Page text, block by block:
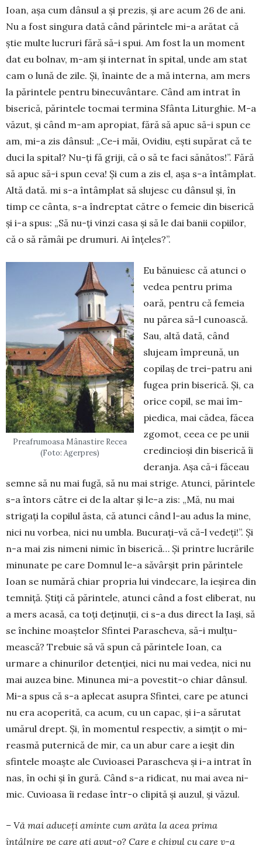
Ioan, așa cum dânsul a și prezis, și are acum 26 de ani.
Nu a fost singura dată când părintele mi-a ară­tat că
știe multe lucruri fără să-i spui. Am fost la un moment
dat eu bolnav, m-am și internat în spital, unde am stat
cam o lună de zile. Și, înainte de a mă interna, am mers
la părintele pentru binecu­vân­tare. Când am intrat în
biserică, părintele tocmai termina Sfânta Litur­ghie. M-a
văzut, și când m-am apro­piat, fără să apuc să-i spun ce
am, mi-a zis dânsul: „Ce-i măi, Ovidiu, ești su­părat că te
duci la spital? Nu-ți fă griji, că o să te faci sănătos!”. Fără
să apuc să-i spun ceva! Și cum a zis el, așa s-a întâmplat.
Altă dată. mi s-a întâmplat să slujesc cu dân­sul și, în
timp ce cânta, s-a îndreptat către o femeie din biserică
și i-a spus: „Să nu-ți vinzi casa și să le dai banii copiilor,
că o să rămâi pe drumuri. Ai înțeles?”.
Preafrumoasa Mânastire Recea
(Foto: Agerpres)
Eu bănuiesc că atunci o
vedea pentru prima
oară, pen­tru că femeia
nu părea să-l cu­noască.
Sau, altă dată, când
slujeam îm­preună, un
copilaș de trei-patru ani
fugea prin biserică. Și, ca
orice copil, se mai îm­
piedica, mai cădea, făcea
zgomot, ceea ce pe unii
credincioși din biserică îi
deranja. Așa că-i făceau
semne să nu mai fugă, să nu mai strige. Atunci, părintele
s-a întors către ei de la altar și le-a zis: „Mă, nu mai
strigați la copilul ăsta, că atunci când l-au adus la mine,
nici nu vorbea, nici nu umbla. Bucu­rați-vă că-l vedeți!”. Și
n-a mai zis ni­meni nimic în biserică… Și printre lu­crările
minunate pe care Domnul le-a săvârșit prin părintele
Ioan se numără chiar propria lui vindeca­re, la ieșirea din
temniță. Știți că părintele, atunci când a fost eliberat, nu
a mers aca­să, ca toți deți­nuții, ci s-a dus direct la Iași, să
se închine moaștelor Sfintei Paras­cheva, să-i mulțu­
mească? Trebuie să vă spun că părintele Ioan, ca
urmare a chinu­rilor detenției, nici nu mai vedea, nici nu
mai auzea bine. Minunea mi-a povestit-o chiar dânsul.
Mi-a spus că s-a aplecat asu­pra Sfintei, care pe atunci
nu era acope­rită, ca acum, cu un capac, și i-a sărutat
umărul drept. Și, în momentul respectiv, a simțit o mi­
reasmă puternică de mir, ca un abur care a ieșit din
sfintele moaște ale Cu­vioasei Parascheva și i-a intrat în
nas, în ochi și în gură. Când s-a ridicat, nu mai avea ni­
mic. Cuvioasa îi redase într-o cli­pită și auzul, și văzul.
– Vă mai aduceți aminte cum arăta la acea prima
întâlnire pe care ați avut-o? Care e chipul cu care v-a